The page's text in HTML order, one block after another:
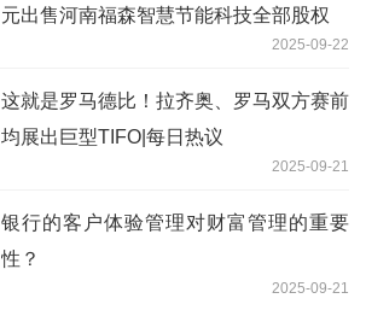
元出售河南福森智慧节能科技全部股权
2025-09-22
这就是罗马德比！拉齐奥、罗马双方赛前
均展出巨型TIFO|每日热议
2025-09-21
银行的客户体验管理对财富管理的重要
性？
2025-09-21